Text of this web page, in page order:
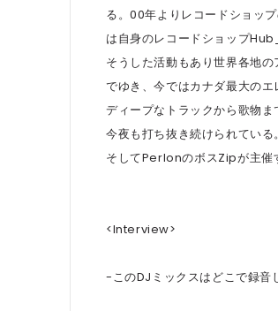
る。00年よりレコードショッ
は自身のレコードショップ
そうした活動もあり世界各地
でゆき、今ではカナダ最大のエ
ディープなトラックから歌物
今夜も打ち抜き続けられている。
そしてPerlonのボスZipが主
<Interview>
-このDJミックスはどこで録音